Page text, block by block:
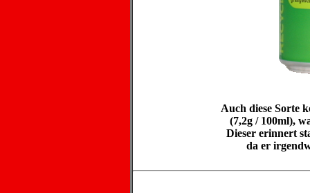
Auch diese Sorte
(7,2g / 100ml),
Dieser erinnert
da er